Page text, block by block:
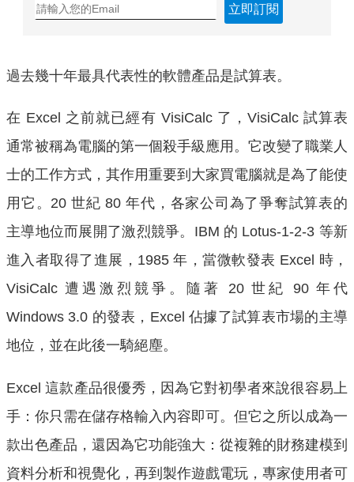
立即訂閱
過去幾十年最具代表性的軟體產品是試算表。
在 Excel 之前就已經有 VisiCalc 了，VisiCalc 試算表
通常被稱為電腦的第一個殺手級應用。它改變了職業人
士的工作方式，其作用重要到大家買電腦就是為了能使
用它。20 世紀 80 年代，各家公司為了爭奪試算表的
主導地位而展開了激烈競爭。IBM 的 Lotus-1-2-3 等新
進入者取得了進展，1985 年，當微軟發表 Excel 時，
VisiCalc 遭遇激烈競爭。隨著 20 世紀 90 年代
Windows 3.0 的發表，Excel 佔據了試算表市場的主導
地位，並在此後一騎絕塵。
Excel 這款產品很優秀，因為它對初學者來說很容易上
手：你只需在儲存格輸入內容即可。但它之所以成為一
款出色產品，還因為它功能強大：從複雜的財務建模到
資料分析和視覺化，再到製作遊戲電玩，專家使用者可